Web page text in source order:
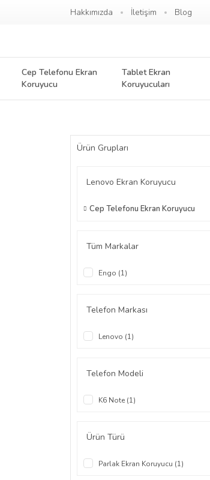
Hakkımızda İletişim Blog
Cep Telefonu Ekran
Koruyucu
Tablet Ekran
Koruyucuları
Ürün Grupları
Lenovo Ekran Koruyucu
Cep Telefonu Ekran Koruyucu
Tüm Markalar
Engo (1)
Telefon Markası
Lenovo (1)
Telefon Modeli
K6 Note (1)
Ürün Türü
Parlak Ekran Koruyucu (1)